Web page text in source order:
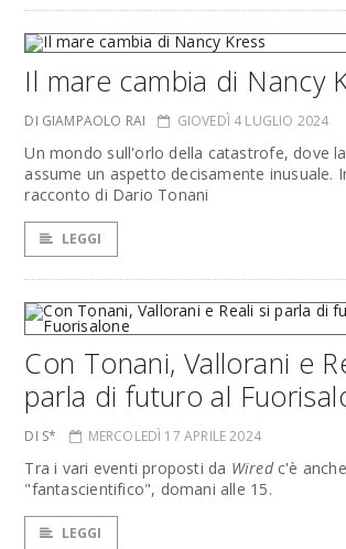
Il mare cambia di Nancy
DI GIAMPAOLO RAI GIOVEDÌ 4 LUGLIO 2024
Un mondo sull'orlo della catastrofe, dove
assume un aspetto decisamente inusuale.
racconto di Dario Tonani
LEGGI
Con Tonani, Vallorani e
parla di futuro al
DI S* MERCOLEDÌ 17 APRILE 2024
Tra i vari eventi proposti da Wiredc'è
"fantascientifico", domani alle 15.
LEGGI